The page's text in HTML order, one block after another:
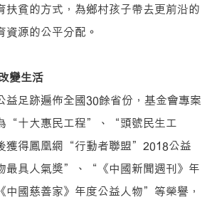
扶貧的方式，為鄉村孩子帶去更前沿的
資源的公平分配。
變生活
益足跡遍佈全國30餘省份，基金會專案
“十大惠民工程”、“頭號民生工
獲得鳳凰網“行動者聯盟”2018公益
最具人氣獎”、“《中國新聞週刊》年
國慈善家》年度公益人物”等榮譽，